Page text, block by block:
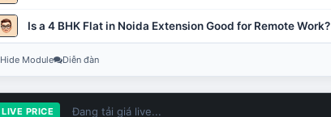
Is a 4 BHK Flat in Noida Extension Good for Remote Work?
Hide Module Diễn đàn
LIVE PRICE Đang tải giá live...